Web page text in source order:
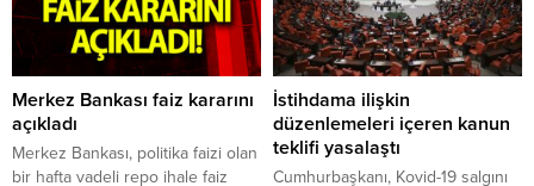
Merkez Bankası faiz kararını
açıkladı
Merkez Bankası, politika faizi olan
bir hafta vadeli repo ihale faiz
İstihdama ilişkin
düzenlemeleri içeren kanun
teklifi yasalaştı
Cumhurbaşkanı, Kovid-19 salgını